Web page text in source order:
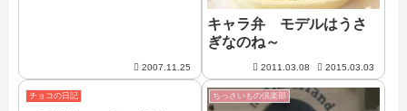
2007.11.25
キャラ弁 モデルはうさ
ぎなのね～
2011.03.08 2015.03.03
チョコの日記 ちっさいもの倶楽部